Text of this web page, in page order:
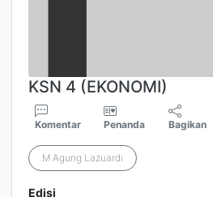
KSN 4 (EKONOMI)
Komentar Penanda Bagikan
M Agung Lazuardi
Edisi